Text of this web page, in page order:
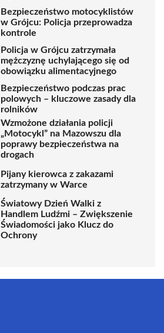
Bezpieczeństwo motocyklistów
w Grójcu: Policja przeprowadza
kontrole
Policja w Grójcu zatrzymała
mężczyznę uchylającego się od
obowiązku alimentacyjnego
Bezpieczeństwo podczas prac
polowych – kluczowe zasady dla
rolników
Wzmożone działania policji
„Motocykl” na Mazowszu dla
poprawy bezpieczeństwa na
drogach
Pijany kierowca z zakazami
zatrzymany w Warce
Światowy Dzień Walki z
Handlem Ludźmi – Zwiększenie
Świadomości jako Klucz do
Ochrony